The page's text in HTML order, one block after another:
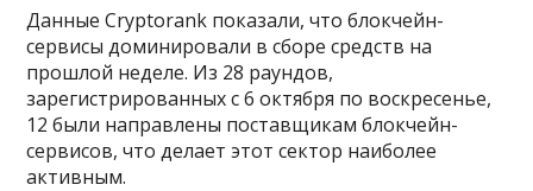
Данные Cryptorank показали, что блокчейн-
сервисы доминировали в сборе средств на
прошлой неделе. Из 28 раундов,
зарегистрированных с 6 октября по воскресенье,
12 были направлены поставщикам блокчейн-
сервисов, что делает этот сектор наиболее
активным.